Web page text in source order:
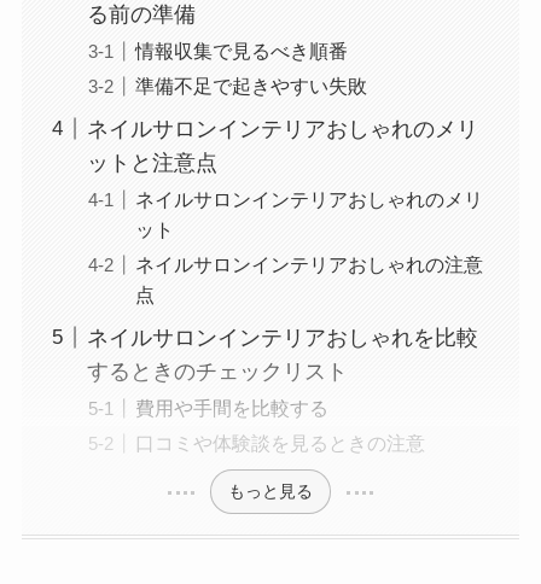
る前の準備
情報収集で見るべき順番
準備不足で起きやすい失敗
ネイルサロンインテリアおしゃれのメリ
ットと注意点
ネイルサロンインテリアおしゃれのメリ
ット
ネイルサロンインテリアおしゃれの注意
点
ネイルサロンインテリアおしゃれを比較
するときのチェックリスト
費用や手間を比較する
口コミや体験談を見るときの注意
もっと見る